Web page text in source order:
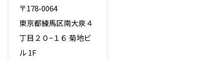
〒178-0064
東京都練馬区南大泉４
丁目２０−１６ 菊地ビ
ル 1F